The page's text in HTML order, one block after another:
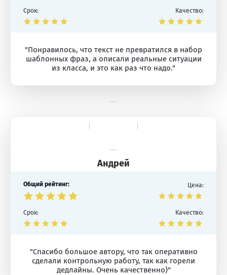
Срок: Качество:
"Понравилось, что текст не превратился в набор
шаблонных фраз, а описали реальные ситуации
из класса, и это как раз что надо."
Андрей
Общий рейтинг: Цена:
Срок: Качество:
"Спасибо большое автору, что так оперативно
сделали контрольную работу, так как горели
дедлайны. Очень качественно)"